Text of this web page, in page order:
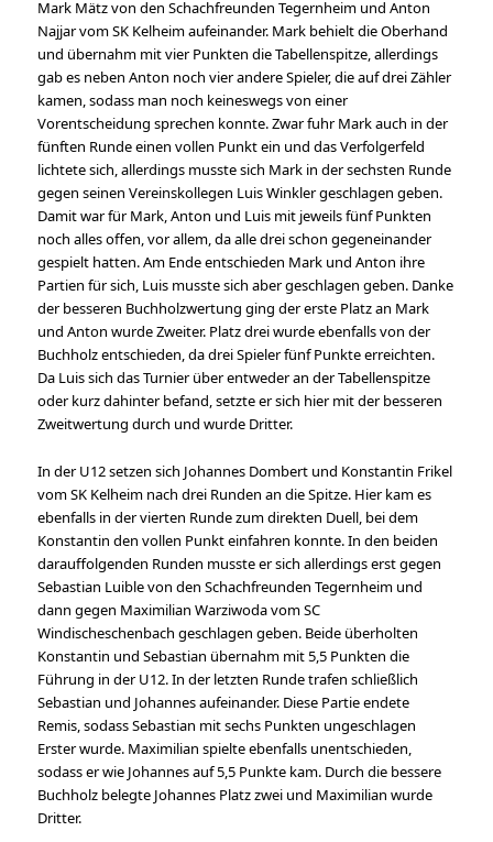
Mark Mätz von den Schachfreunden Tegernheim und Anton
Najjar vom SK Kelheim aufeinander. Mark behielt die Oberhand
und übernahm mit vier Punkten die Tabellenspitze, allerdings
gab es neben Anton noch vier andere Spieler, die auf drei Zähler
kamen, sodass man noch keineswegs von einer
Vorentscheidung sprechen konnte. Zwar fuhr Mark auch in der
fünften Runde einen vollen Punkt ein und das Verfolgerfeld
lichtete sich, allerdings musste sich Mark in der sechsten Runde
gegen seinen Vereinskollegen Luis Winkler geschlagen geben.
Damit war für Mark, Anton und Luis mit jeweils fünf Punkten
noch alles offen, vor allem, da alle drei schon gegeneinander
gespielt hatten. Am Ende entschieden Mark und Anton ihre
Partien für sich, Luis musste sich aber geschlagen geben. Danke
der besseren Buchholzwertung ging der erste Platz an Mark
und Anton wurde Zweiter. Platz drei wurde ebenfalls von der
Buchholz entschieden, da drei Spieler fünf Punkte erreichten.
Da Luis sich das Turnier über entweder an der Tabellenspitze
oder kurz dahinter befand, setzte er sich hier mit der besseren
Zweitwertung durch und wurde Dritter.
In der U12 setzen sich Johannes Dombert und Konstantin Frikel
vom SK Kelheim nach drei Runden an die Spitze. Hier kam es
ebenfalls in der vierten Runde zum direkten Duell, bei dem
Konstantin den vollen Punkt einfahren konnte. In den beiden
darauffolgenden Runden musste er sich allerdings erst gegen
Sebastian Luible von den Schachfreunden Tegernheim und
dann gegen Maximilian Warziwoda vom SC
Windischeschenbach geschlagen geben. Beide überholten
Konstantin und Sebastian übernahm mit 5,5 Punkten die
Führung in der U12. In der letzten Runde trafen schließlich
Sebastian und Johannes aufeinander. Diese Partie endete
Remis, sodass Sebastian mit sechs Punkten ungeschlagen
Erster wurde. Maximilian spielte ebenfalls unentschieden,
sodass er wie Johannes auf 5,5 Punkte kam. Durch die bessere
Buchholz belegte Johannes Platz zwei und Maximilian wurde
Dritter.